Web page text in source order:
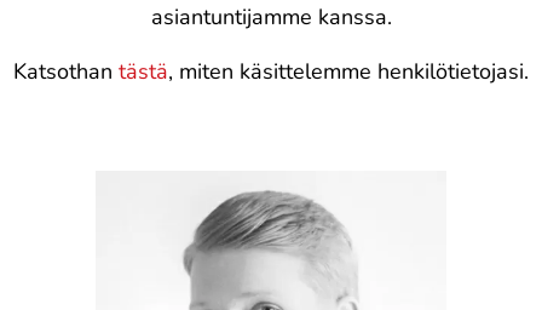
asiantuntijamme kanssa.
Katsothan tästä, miten käsittelemme henkilötietojasi.